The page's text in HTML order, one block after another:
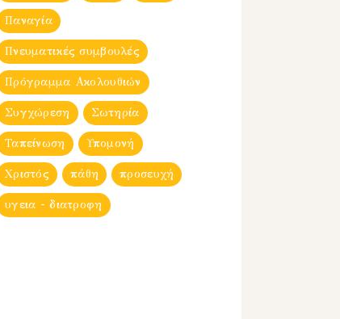
Παναγία
Πνευματικές συμβουλές
Πρόγραμμα Ακολουθιών
Συγχώρεση Σωτηρία
Ταπείνωση Υπομονή
Χριστός πάθη προσευχή
υγεια - διατροφη